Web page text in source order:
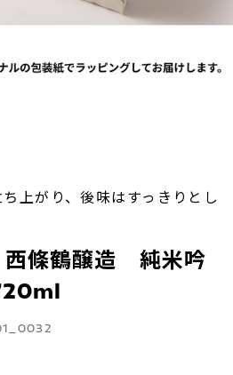
上がり、後味はすっきりとし
西條鶴醸造 純米吟